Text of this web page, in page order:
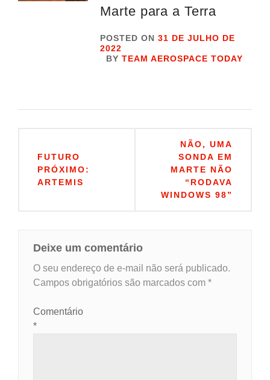
Marte para a Terra
POSTED ON31 DE JULHO DE
2022
BYTEAM AEROSPACE TODAY
Post
FUTURO
PRÓXIMO:
ARTEMIS
NÃO, UMA
SONDA EM
MARTE NÃO
“RODAVA
WINDOWS 98”
Deixe um comentário
O seu endereço de e-mail não será publicado.
Campos obrigatórios são marcados com *
Comentário
*